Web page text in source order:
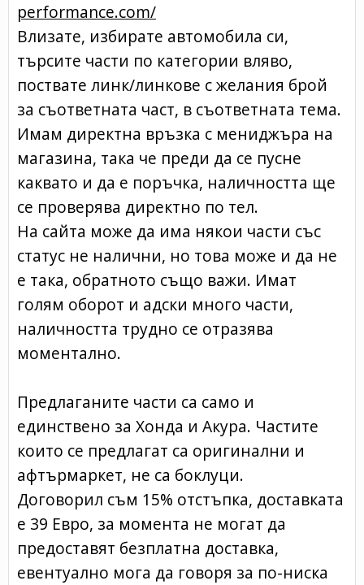
performance.com/
Влизате, избирате автомобила си,
търсите части по категории вляво,
поствате линк/линкове с желания брой
за съответната част, в съответната тема.
Имам директна връзка с мениджъра на
магазина, така че преди да се пусне
каквато и да е поръчка, наличността ще
се проверява директно по тел.
На сайта може да има някои части със
статус не налични, но това може и да не
е така, обратното също важи. Имат
голям оборот и адски много части,
наличността трудно се отразява
моментално.
Предлаганите части са само и
единствено за Хонда и Акура. Частите
които се предлагат са оригинални и
афтърмаркет, не са боклуци.
Договорил съм 15% отстъпка, доставката
е 39 Евро, за момента не могат да
предоставят безплатна доставка,
евентуално мога да говоря за по-ниска